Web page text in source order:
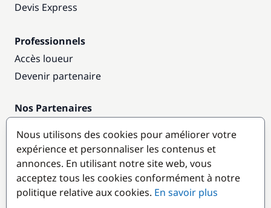
Devis Express
Professionnels
Accès loueur
Devenir partenaire
Nos Partenaires
Destinations populaires
Nous utilisons des cookies pour améliorer votre
expérience et personnaliser les contenus et
annonces. En utilisant notre site web, vous
acceptez tous les cookies conformément à notre
politique relative aux cookies. En savoir plus